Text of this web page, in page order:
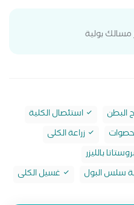
مسالك بولية
البطن
استئصال الكلية
زراعة الكلى
بالليزر
سلس البول
غسيل الكلى